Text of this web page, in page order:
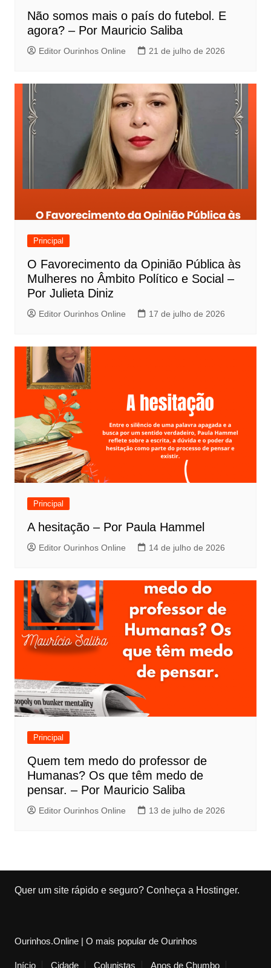
Não somos mais o país do futebol. E
agora? – Por Mauricio Saliba
Editor Ourinhos Online 21 de julho de 2026
Principal
O Favorecimento da Opinião Pública às
Mulheres no Âmbito Político e Social –
Por Julieta Diniz
Editor Ourinhos Online 17 de julho de 2026
Principal
A hesitação – Por Paula Hammel
Editor Ourinhos Online 14 de julho de 2026
Principal
Quem tem medo do professor de
Humanas? Os que têm medo de
pensar. – Por Mauricio Saliba
Editor Ourinhos Online 13 de julho de 2026
Quer um site rápido e seguro? Conheça a Hostinger.
Ourinhos.Online | O mais popular de Ourinhos
Início Cidade Colunistas Anos de Chumbo